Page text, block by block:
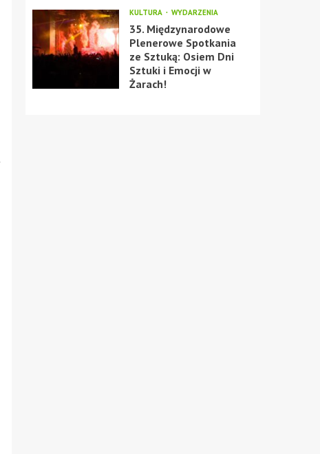
KULTURA WYDARZENIA
35. Międzynarodowe
Plenerowe Spotkania
ze Sztuką: Osiem Dni
Sztuki i Emocji w
Żarach!